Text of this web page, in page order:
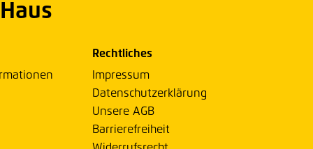
Rechtliches
Impressum
Datenschutzerklärung
Unsere AGB
Barrierefreiheit